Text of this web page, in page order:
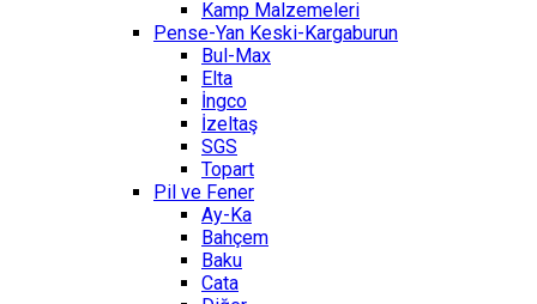
Kamp Malzemeleri
Pense-Yan Keski-Kargaburun
Bul-Max
Elta
İngco
İzeltaş
SGS
Topart
Pil ve Fener
Ay-Ka
Bahçem
Baku
Cata